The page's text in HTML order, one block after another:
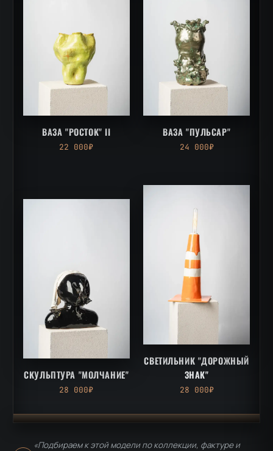
ВАЗА "РОСТОК" II
22 000₽
ВАЗА "ПУЛЬСАР"
24 000₽
СКУЛЬПТУРА "МОЛЧАНИЕ"
28 000₽
СВЕТИЛЬНИК "ДОРОЖНЫЙ
ЗНАК"
28 000₽
«Подбираем к этой модели по коллекции, фактуре и